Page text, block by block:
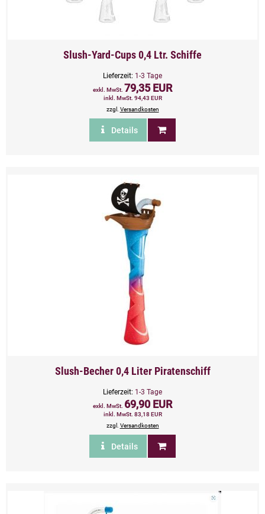
Slush-Yard-Cups 0,4 Ltr. Schiffe
Lieferzeit: 1-3 Tage
exkl. MwSt. 79,35 EUR
inkl. MwSt. 94,43 EUR
zzgl. Versandkosten
Details
Slush-Becher 0,4 Liter Piratenschiff
Lieferzeit: 1-3 Tage
exkl. MwSt. 69,90 EUR
inkl. MwSt. 83,18 EUR
zzgl. Versandkosten
Details